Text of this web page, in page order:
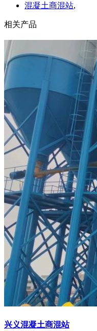
混凝土商混站,
相关产品
兴义混凝土商混站